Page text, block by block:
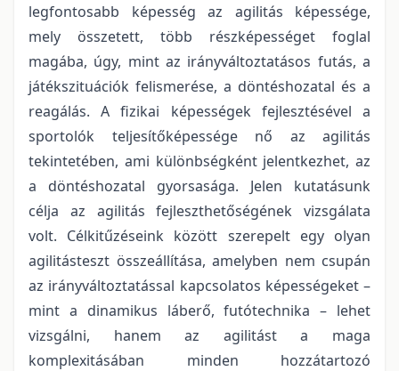
legfontosabb képesség az agilitás képessége,
mely összetett, több részképességet foglal
magába, úgy, mint az irányváltoztatásos futás, a
játékszituációk felismerése, a döntéshozatal és a
reagálás. A fizikai képességek fejlesztésével a
sportolók teljesítőképessége nő az agilitás
tekintetében, ami különbségként jelentkezhet, az
a döntéshozatal gyorsasága. Jelen kutatásunk
célja az agilitás fejleszthetőségének vizsgálata
volt. Célkitűzéseink között szerepelt egy olyan
agilitásteszt összeállítása, amelyben nem csupán
az irányváltoztatással kapcsolatos képességeket –
mint a dinamikus láberő, futótechnika – lehet
vizsgálni, hanem az agilitást a maga
komplexitásában minden hozzátartozó